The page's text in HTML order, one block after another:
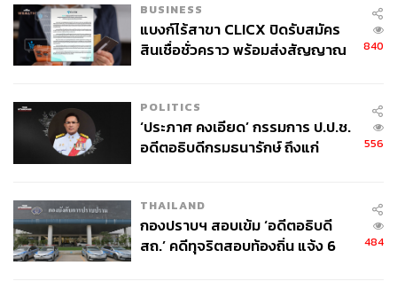
BUSINESS
แบงก์ไร้สาขา CLICX ปิดรับสมัคร
สินเชื่อชั่วคราว พร้อมส่งสัญญาณ
840
POLITICS
‘ประภาศ คงเอียด’ กรรมการ ป.ป.ช.
อดีตอธิบดีกรมธนารักษ์ ถึงแก่
556
THAILAND
กองปราบฯ สอบเข้ม ‘อดีตอธิบดี
สถ.’ คดีทุจริตสอบท้องถิ่น แจ้ง 6
484